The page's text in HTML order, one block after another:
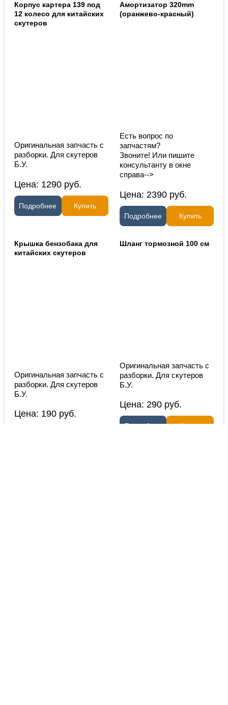
Корпус картера 139 под
12 колесо для китайских
скутеров
Оригинальная запчасть с
разборки. Для скутеров
Б.У.
Цена: 1290 руб.
Подробнее Купить
Амортизатор 320mm
(оранжево-красный)
Есть вопрос по
запчастям?
Звоните! Или пишите
консультанту в окне
справа-->
Цена: 2390 руб.
Подробнее Купить
Крышка бензобака для
китайских скутеров
Оригинальная запчасть с
разборки. Для скутеров
Б.У.
Цена: 190 руб.
Шланг тормозной 100 см
Оригинальная запчасть с
разборки. Для скутеров
Б.У.
Цена: 290 руб.
Подробнее Купить